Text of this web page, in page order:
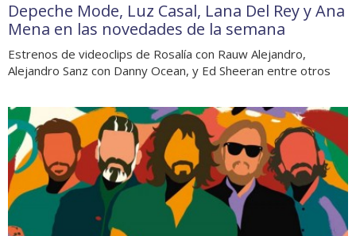
Depeche Mode, Luz Casal, Lana Del Rey y Ana
Mena en las novedades de la semana
Estrenos de videoclips de Rosalía con Rauw Alejandro,
Alejandro Sanz con Danny Ocean, y Ed Sheeran entre otros